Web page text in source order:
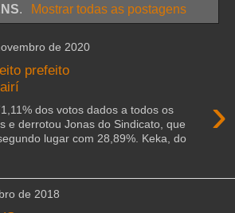
. Mostrar todas as postagens
de 2020
prefeito
›
dos votos dados a todos os
e derrotou Jonas do Sindicato, que
lugar com 28,89%. Keka, do
de 2018